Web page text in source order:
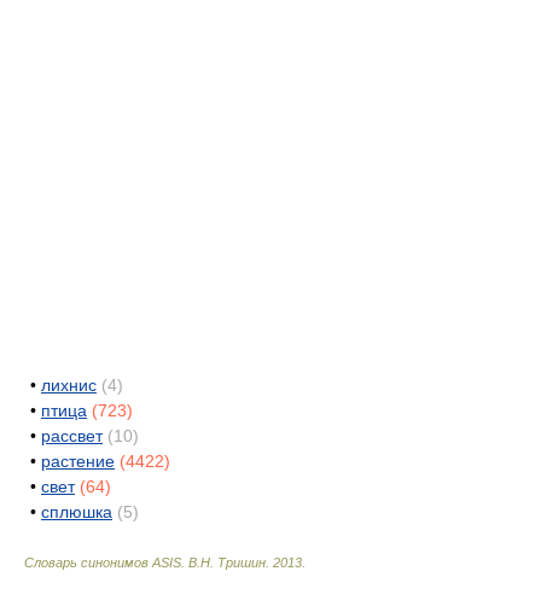
• лихнис (4)
• птица (723)
• рассвет (10)
• растение (4422)
• свет (64)
• сплюшка (5)
Словарь синонимов ASIS. В.Н. Тришин 2013